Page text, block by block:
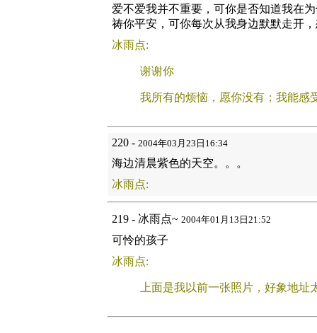
爱不爱我并不重要，可你是否知道我在
祷你平安，可你每次从我身边默默走开
冰雨点:
谢谢你
我所有的烦恼，愿你没有；我能感
220 - 2004年03月23日16:34
海边清晨紫色的天空。。。
冰雨点:
219 - 冰雨点~ 2004年01月13日21:52
可怜的孩子
冰雨点:
上面是我以前一张照片，好象地址